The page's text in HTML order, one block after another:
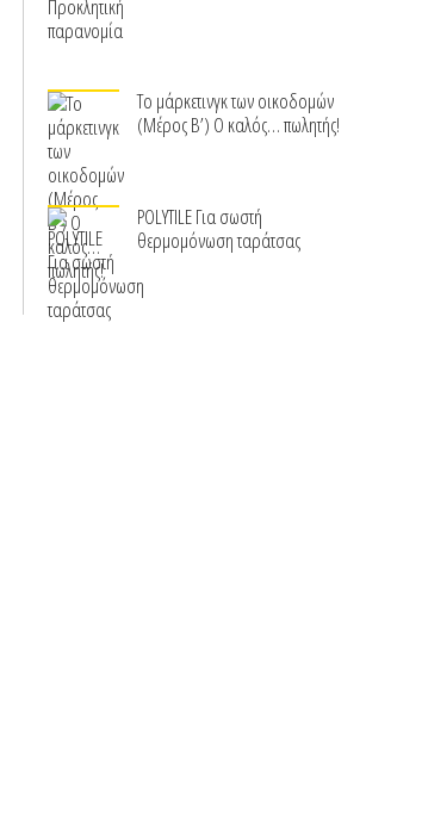
Το μάρκετινγκ των οικοδομών
(Μέρος Β’) Ο καλός… πωλητής!
POLYTILE Για σωστή
θερμομόνωση ταράτσας